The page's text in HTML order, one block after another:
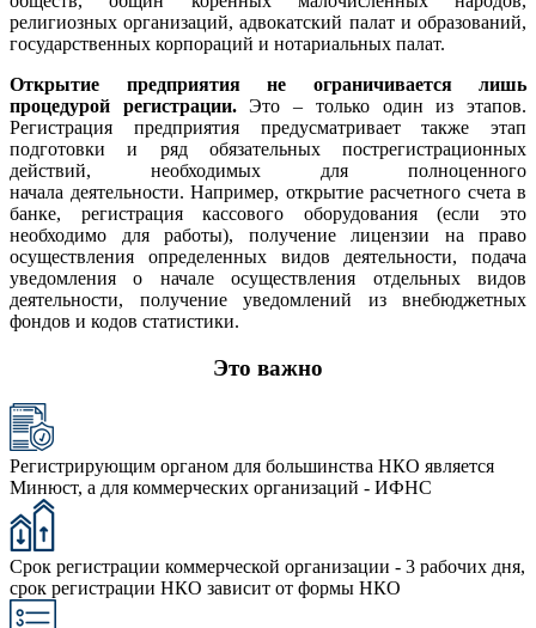
религиозных организаций, адвокатский палат и образований,
государственных корпораций и нотариальных палат.
Открытие предприятия не ограничивается лишь
процедурой регистрации.Это – только один из этапов.
Регистрация предприятия предусматривает также этап
подготовки и ряд обязательных пострегистрационных
действий, необходимых для полноценного
начала деятельности. Например, открытие расчетного счета в
банке, регистрация кассового оборудования (если это
необходимо для работы), получение лицензии на право
осуществления определенных видов деятельности, подача
уведомления о начале осуществления отдельных видов
деятельности, получение уведомлений из внебюджетных
фондов и кодов статистики.
Это важно
Регистрирующим органом для большинства НКО является
Минюст, а для коммерческих организаций - ИФНС
Срок регистрации коммерческой организации - 3 рабочих дня,
срок регистрации НКО зависит от формы НКО